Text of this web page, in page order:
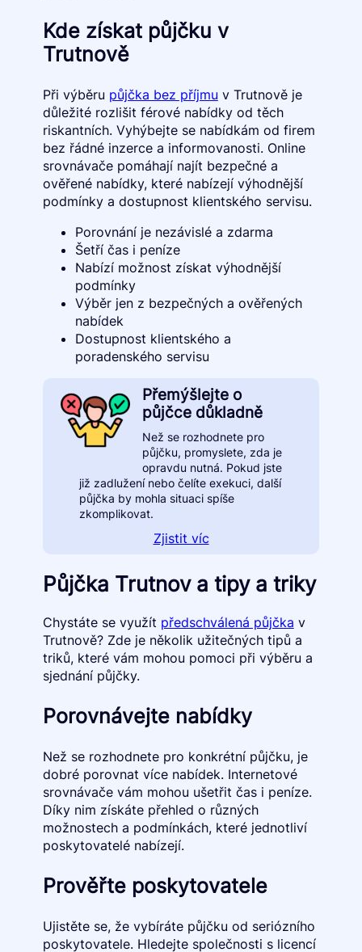
Kde získat půjčku v
Trutnově
Při výběru půjčka bez příjmu v Trutnově je
důležité rozlišit férové nabídky od těch
riskantních. Vyhýbejte se nabídkám od firem
bez řádné inzerce a informovanosti. Online
srovnávače pomáhají najít bezpečné a
ověřené nabídky, které nabízejí výhodnější
podmínky a dostupnost klientského servisu.
Porovnání je nezávislé a zdarma
Šetří čas i peníze
Nabízí možnost získat výhodnější
podmínky
Výběr jen z bezpečných a ověřených
nabídek
Dostupnost klientského a
poradenského servisu
Přemýšlejte o
půjčce důkladně
Než se rozhodnete pro
půjčku, promyslete, zda je
opravdu nutná. Pokud jste
již zadlužení nebo čelíte exekuci, další
půjčka by mohla situaci spíše
zkomplikovat.
Zjistit víc
Půjčka Trutnov a tipy a triky
Chystáte se využít předschválená půjčka v
Trutnově? Zde je několik užitečných tipů a
triků, které vám mohou pomoci při výběru a
sjednání půjčky.
Porovnávejte nabídky
Než se rozhodnete pro konkrétní půjčku, je
dobré porovnat více nabídek. Internetové
srovnávače vám mohou ušetřit čas i peníze.
Díky nim získáte přehled o různých
možnostech a podmínkách, které jednotliví
poskytovatelé nabízejí.
Prověřte poskytovatele
Ujistěte se, že vybíráte půjčku od seriózního
poskytovatele. Hledejte společnosti s licencí